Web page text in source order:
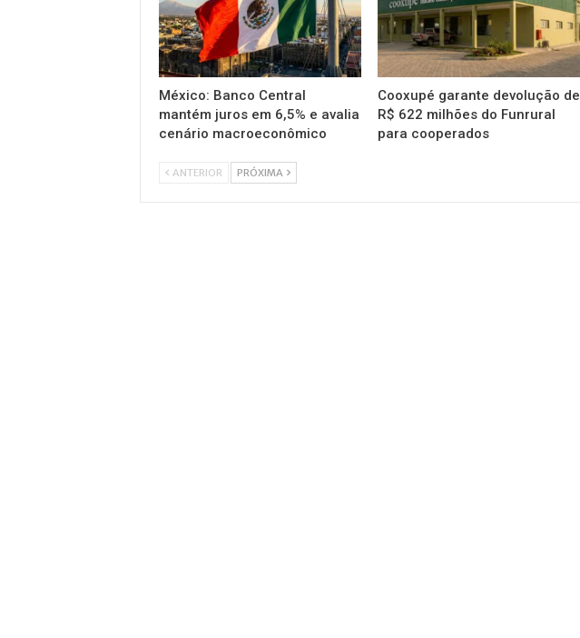
México: Banco Central
mantém juros em 6,5% e avalia
cenário macroeconômico
Cooxupé garante devolução de
R$ 622 milhões do Funrural
para cooperados
ANTERIOR PRÓXIMA